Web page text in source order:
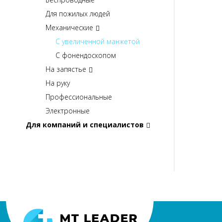
Для пожилых людей
Механические
С увеличенной манжетой
С фонендоскопом
На запястье
На руку
Профессиональные
Электронные
Для компаний и специалистов